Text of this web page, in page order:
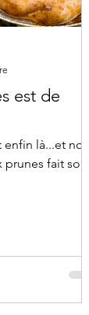
est de
là...et
fait son